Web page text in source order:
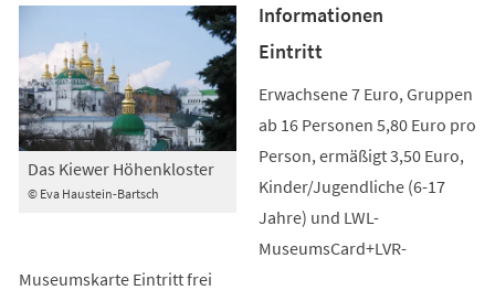
© Eva Haustein-Bartsch
Das Kiewer Höhenkloster
Informationen
Eintritt
Erwachsene 7 Euro, Gruppen
ab 16 Personen 5,80 Euro pro
Person, ermäßigt 3,50 Euro,
Kinder/Jugendliche (6-17
Jahre) und LWL-
MuseumsCard+LVR-
Museumskarte Eintritt frei